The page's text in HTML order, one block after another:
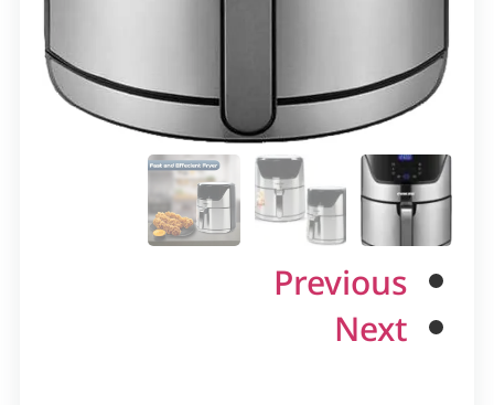
Previous
Next